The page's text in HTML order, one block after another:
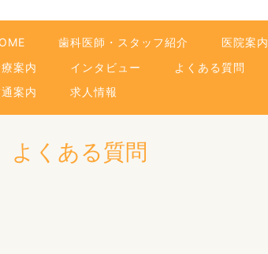
歯科医師・スタッフ紹介
医院案内
案内
インタビュー よくある質問
案内
求人情報
よくある質問